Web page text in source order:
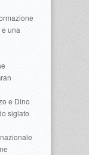
una
e Dino
siglato